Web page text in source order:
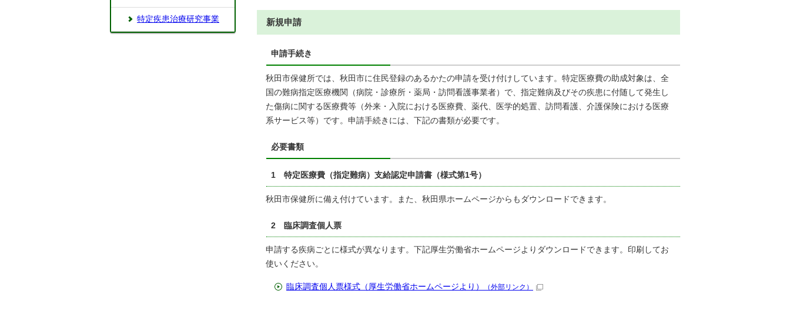
新規申請
申請手続き
秋田市保健所では、秋田市に住民登録のあるかたの申請を受け付けしています。特定医療費の助成対象は、全
国の難病指定医療機関（病院・診療所・薬局・訪問看護事業者）で、指定難病及びその疾患に付随して発生し
た傷病に関する医療費等（外来・入院における医療費、薬代、医学的処置、訪問看護、介護保険における医療
系サービス等）です。申請手続きには、下記の書類が必要です。
必要書類
1 特定医療費（指定難病）支給認定申請書（様式第1号）
秋田市保健所に備え付けています。また、秋田県ホームページからもダウンロードできます。
2 臨床調査個人票
申請する疾病ごとに様式が異なります。下記厚生労働省ホームページよりダウンロードできます。印刷してお
使いください。
臨床調査個人票様式（厚生労働省ホームページより） （外部リンク）
特定疾患治療研究事業